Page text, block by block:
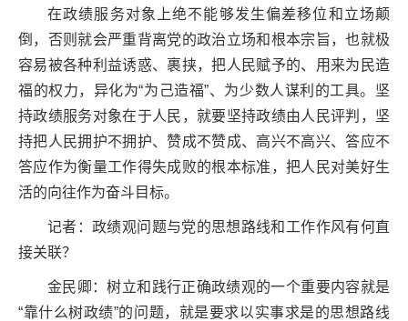
在政绩服务对象上绝不能够发生偏差移位和立场颠
倒，否则就会严重背离党的政治立场和根本宗旨，也就极
容易被各种利益诱惑、裹挟，把人民赋予的、用来为民造
福的权力，异化为“为己造福”、为少数人谋利的工具。坚
持政绩服务对象在于人民，就要坚持政绩由人民评判，坚
持把人民拥护不拥护、赞成不赞成、高兴不高兴、答应不
答应作为衡量工作得失成败的根本标准，把人民对美好生
活的向往作为奋斗目标。
记者：政绩观问题与党的思想路线和工作作风有何直
接关联？
金民卿：树立和践行正确政绩观的一个重要内容就是
“靠什么树政绩”的问题，就是要求以实事求是的思想路线